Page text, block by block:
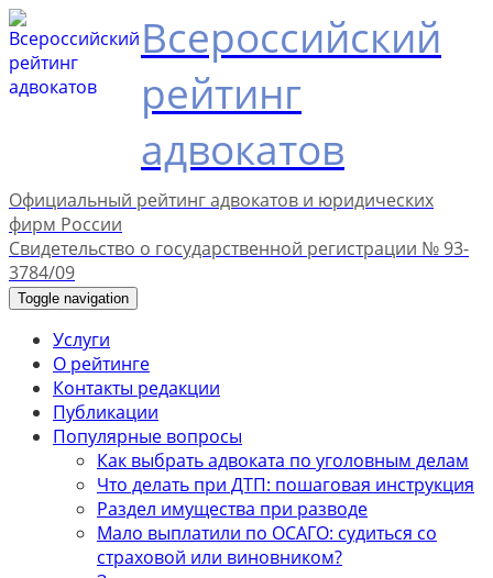
Всероссийский
рейтинг
адвокатов
Официальный рейтинг адвокатов и юридических
фирм России
Свидетельство о государственной регистрации № 93-
3784/09
Toggle navigation
Услуги
О рейтинге
Контакты редакции
Публикации
Популярные вопросы
Как выбрать адвоката по уголовным делам
Что делать при ДТП: пошаговая инструкция
Раздел имущества при разводе
Мало выплатили по ОСАГО: судиться со
страховой или виновником?